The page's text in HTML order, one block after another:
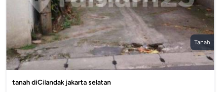
Tanah
tanah diCilandak jakarta selatan